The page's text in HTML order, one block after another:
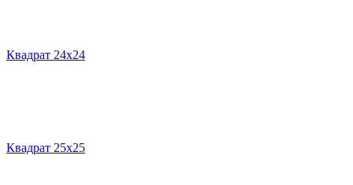
Квадрат 24х24
Квадрат 25х25